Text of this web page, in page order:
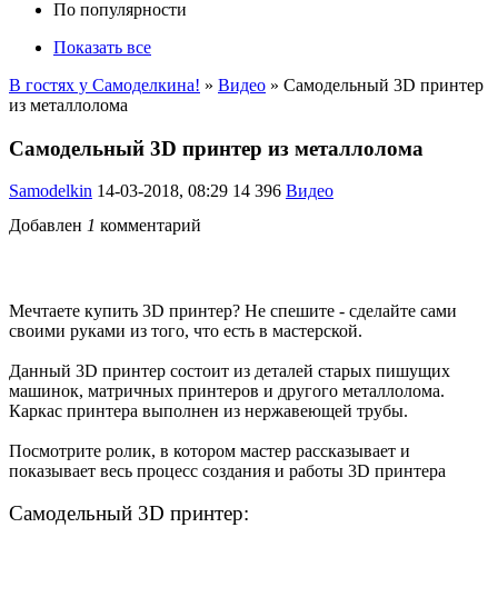
По популярности
Показать все
В гостях у Самоделкина! » Видео » Самодельный 3D принтер
из металлолома
Самодельный 3D принтер из металлолома
Samodelkin 14-03-2018, 08:29 14 396 Видео
Добавлен 1 комментарий
Мечтаете купить 3D принтер? Не спешите - сделайте сами
своими руками из того, что есть в мастерской.
Данный 3D принтер состоит из деталей старых пишущих
машинок, матричных принтеров и другого металлолома.
Каркас принтера выполнен из нержавеющей трубы.
Посмотрите ролик, в котором мастер рассказывает и
показывает весь процесс создания и работы 3D принтера
Самодельный 3D принтер: